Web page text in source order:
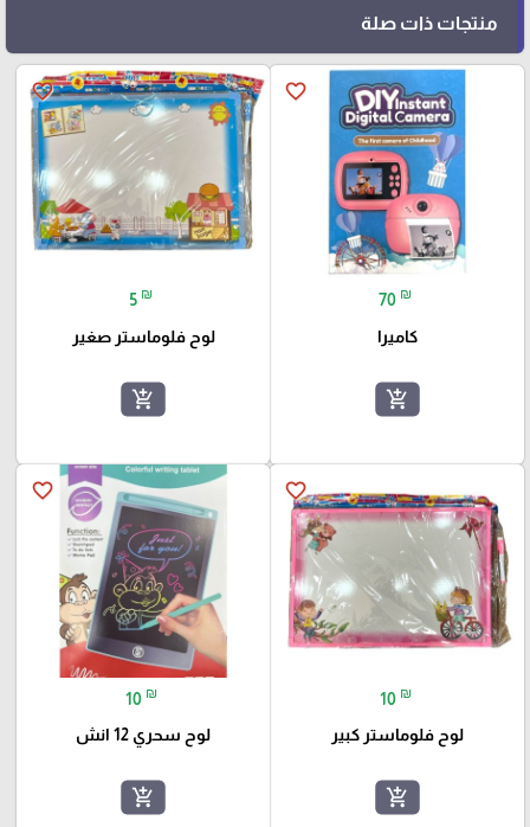
منتجات ذات صلة
favorite_border
70 ₪
كاميرا
add_shopping_cart
favorite_border
5 ₪
لوح فلوماستر صغير
add_shopping_cart
favorite_border
10 ₪
لوح فلوماستر كبير
add_shopping_cart
favorite_border
10 ₪
لوح سحري 12 انش
add_shopping_cart